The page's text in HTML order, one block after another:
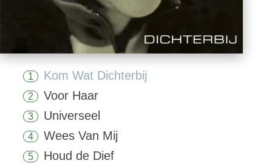
1 Kom Wat Dichterbij
2 Voor Haar
3 Universeel
4 Wees Van Mij
5 Houd de Dief